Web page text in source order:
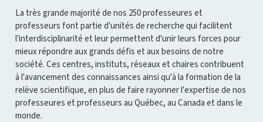
La très grande majorité de nos 250 professeures et
professeurs font partie d'unités de recherche qui facilitent
l'interdisciplinarité et leur permettent d'unir leurs forces pour
mieux répondre aux grands défis et aux besoins de notre
société. Ces centres, instituts, réseaux et chaires contribuent
à l'avancement des connaissances ainsi qu'à la formation de la
relève scientifique, en plus de faire rayonner l'expertise de nos
professeures et professeurs au Québec, au Canada et dans le
monde.